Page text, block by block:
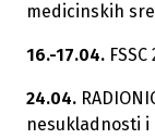
medicinskih
16.-17.04.
24.04.
nesukladnosti